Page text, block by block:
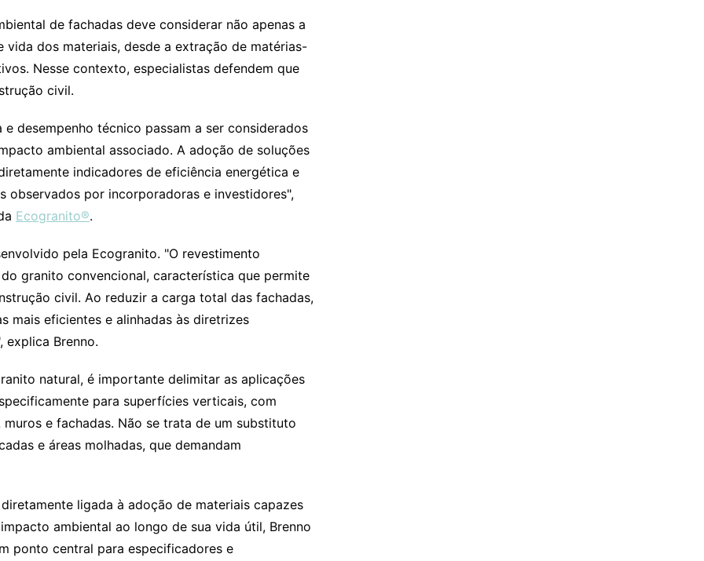
de fachadas deve considerar não apenas a
dos materiais, desde a extração de matérias-
Nesse contexto, especialistas defendem que
civil.
desempenho técnico passam a ser considerados
ambiental associado. A adoção de soluções
indicadores de eficiência energética e
observados por incorporadoras e investidores",
Ecogranito®.
pela Ecogranito. "O revestimento
granito convencional, característica que permite
civil. Ao reduzir a carga total das fachadas,
mais eficientes e alinhadas às diretrizes
explica Brenno.
natural, é importante delimitar as aplicações
para superfícies verticais, com
e fachadas. Não se trata de um substituto
e áreas molhadas, que demandam
ligada à adoção de materiais capazes
ambiental ao longo de sua vida útil, Brenno
ponto central para especificadores e